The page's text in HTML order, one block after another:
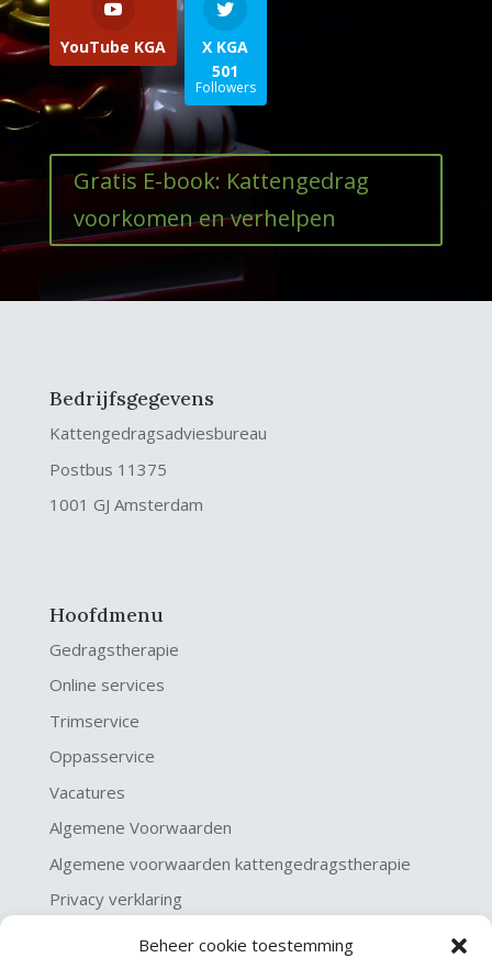
Beheer cookie toestemming
YouTube KGA
X KGA
501
Followers
Gratis E-book: Kattengedrag
voorkomen en verhelpen
Bedrijfsgegevens
Kattengedragsadviesbureau
Postbus 11375
1001 GJ Amsterdam
Hoofdmenu
Gedragstherapie
Online services
Trimservice
Oppasservice
Vacatures
Algemene Voorwaarden
Algemene voorwaarden kattengedragstherapie
Privacy verklaring
Disclaimer & Copyright